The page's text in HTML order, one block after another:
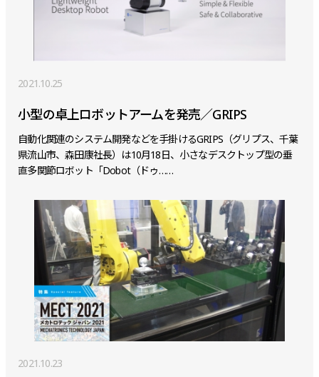
2021.10.25
小型の卓上ロボットアームを発売／GRIPS
自動化関連のシステム開発などを手掛けるGRIPS（グリプス、千葉
県流山市、森田康社長）は10月18日、小さなデスクトップ型の垂
直多関節ロボット「Dobot（ドゥ……
2021.10.23